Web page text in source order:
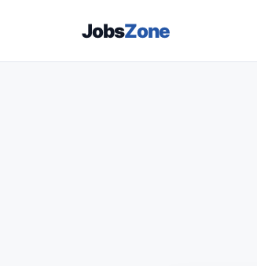
JobsZone